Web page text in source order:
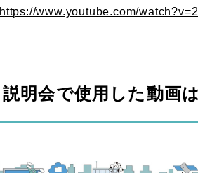
https://www.youtube.com/
説明会で使用した動画